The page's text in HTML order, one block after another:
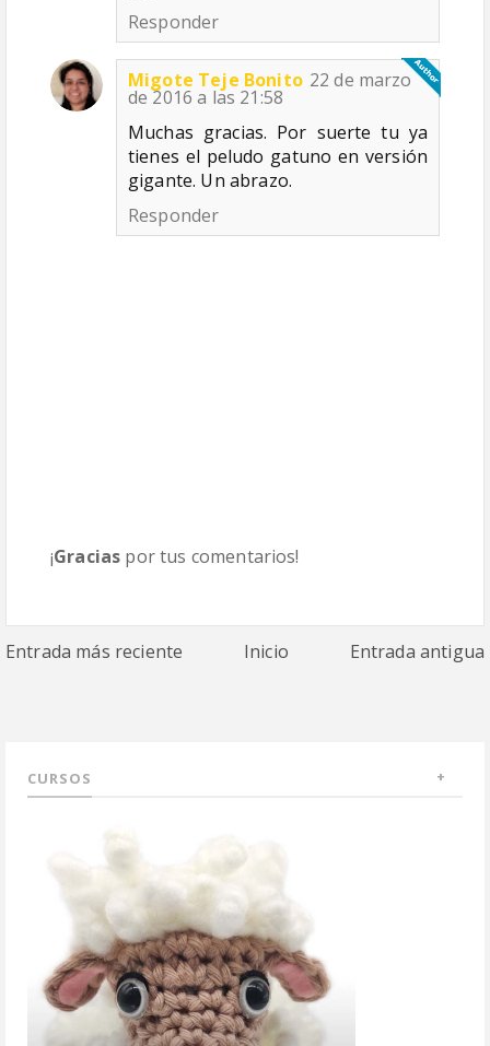
Responder
Migote Teje Bonito 22 de marzo
de 2016 a las 21:58
Muchas gracias. Por suerte tu ya
tienes el peludo gatuno en versión
gigante. Un abrazo.
Responder
¡Gracias por tus comentarios!
Entrada más reciente Inicio Entrada antigua
CURSOS